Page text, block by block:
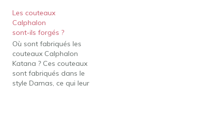
ensemble de trois
couteaux pour leur
construction haut de
gamme, qui est une fine
lame en acier inoxydable
à haute teneur en
carbone avec un…
Les couteaux
Calphalon
sont-ils forgés ?
Où sont fabriqués les
couteaux Calphalon
Katana ? Ces couteaux
sont fabriqués dans le
style Damas, ce qui leur